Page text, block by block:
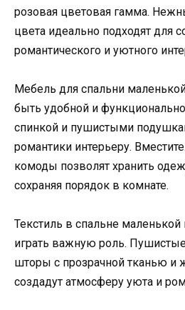
розовая цветовая гамма.
цвета идеально подходят для
романтического и уютного
Мебель для спальни
быть удобной и
спинкой и пушистыми
романтики интерьеру.
комоды позволят хранить
сохраняя порядок в комнате.
Текстиль в спальне
играть важную роль.
шторы с прозрачной тканью
создадут атмосферу уюта и